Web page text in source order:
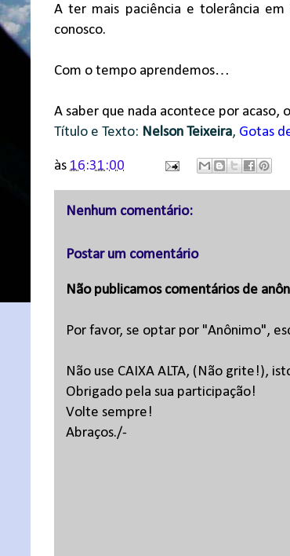
A ter mais paciência e tolerância
conosco.
Com o tempo aprendemos…
A saber que nada acontece por acaso,
Título e Texto: Nelson Teixeira, Gotas
às 16:31:00
Nenhum comentário:
Postar um comentário
Não publicamos comentários de
Por favor, se optar por "Anônimo",
Não use CAIXA ALTA, (Não grite!),
Obrigado pela sua participação!
Volte sempre!
Abraços./-